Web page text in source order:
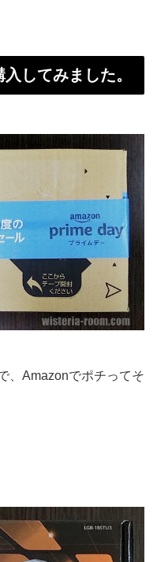
してみました。
、Amazonでポチってそ